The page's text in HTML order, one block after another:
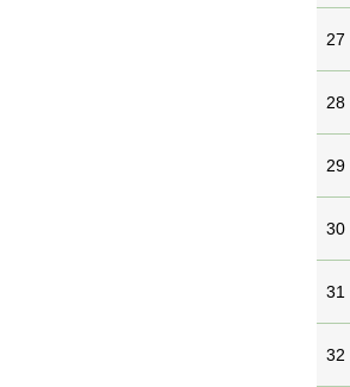
27
28
29
30
31
32